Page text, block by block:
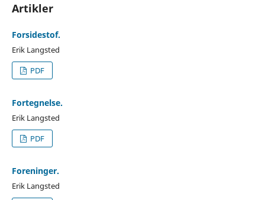
Artikler
Forsidestof.
Erik Langsted
PDF
Fortegnelse.
Erik Langsted
PDF
Foreninger.
Erik Langsted